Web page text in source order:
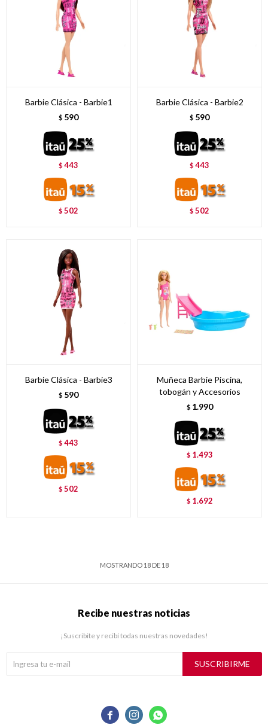
Barbie Clásica - Barbie1
$ 590
$443
$502
Barbie Clásica - Barbie2
$ 590
$443
$502
Barbie Clásica - Barbie3
$ 590
$443
$502
Muñeca Barbie Piscina,
tobogán y Accesorios
$ 1.990
$ 1.493
$ 1.692
MOSTRANDO 18DE 18
  
Recibe nuestras noticias
¡Suscribite y recibí todas nuestras novedades!
SUSCRIBIRME